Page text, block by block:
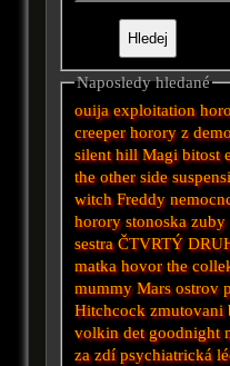
Naposledy hledané
ouija exploitation
creeper horory z
silent hill Magi bitost
the other side
witch Freddy
horory stonoska zuby
sestra ČTVRTÝ
matka hovor the
mummy Mars ostrov
Hitchcock zmutovani
volkin det goodnight
za zdí psychiatrická